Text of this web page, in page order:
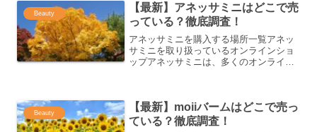
Beauty
【最新】アネッサミニはどこで売
っている？徹底調査！
アネッサミニを購入する場所一覧アネッ
サミニを取り扱っているオンラインショ
ップアネッサミニは、多くのオンライン
オンラインスト...
Beauty
【最新】moiiバームはどこで売っ
ている？徹底調査！